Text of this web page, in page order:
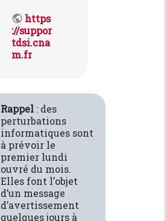
https
://suppor
tdsi.cna
m.fr
Rappel: des
perturbations
informatiques sont
à prévoir le
premier lundi
ouvré du mois.
Elles font l’objet
d’un message
d’avertissement
quelques jours à